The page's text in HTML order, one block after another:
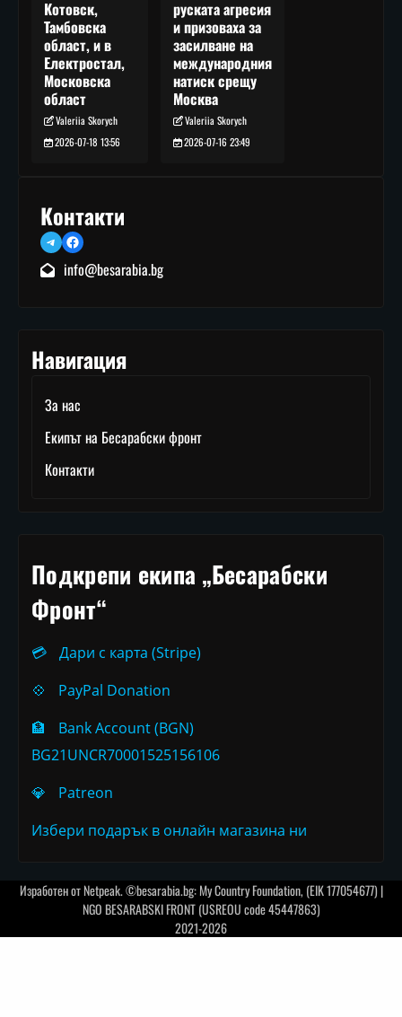
Котовск,
Тамбовска
област, и в
Електростал,
Московска
област
Valeriia Skorych
2026-07-18 13:56
руската агресия
и призоваха за
засилване на
международния
натиск срещу
Москва
Valeriia Skorych
2026-07-16 23:49
Контакти
TelegramFacebook
info@besarabia.bg
Навигация
За нас
Екипът на Бесарабски фронт
Контакти
Подкрепи екипа „Бесарабски
Фронт“
💳
Дари с карта (Stripe)
💠
PayPal Donation
🏦
Bank Account (BGN)
BG21UNCR70001525156106
💎
Patreon
Избери подарък в онлайн магазина ни
Изработен отNetpeak. ©besarabia.bg: My Country Foundation, (EIK 177054677) |
NGO BESARABSKI FRONT (USREOU code 45447863)
2021-2026